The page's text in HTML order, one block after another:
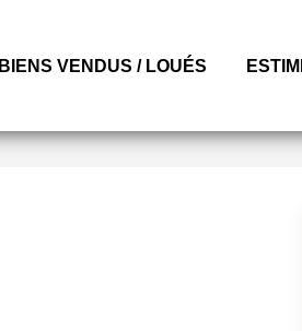
BIENS VENDUS / LOUÉS